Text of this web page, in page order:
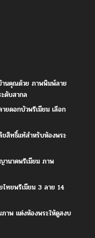
านคุณด้วย ภาพพิมพ์ลาย
ดับสากล
ายดอกบัวพรีเมียม เลือก
สิทธิ์แท้สำหรับห้องพระ
านาคพรีเมียม ภาพ
ไทยพรีเมียม 3 ลาย 14
าพ แต่งห้องพระให้ดูสงบ